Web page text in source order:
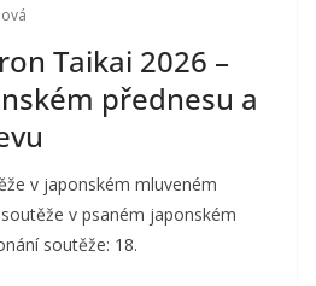
Taikai 2026 –
přednesu a
v japonském mluveném
v psaném japonském
soutěže: 18.